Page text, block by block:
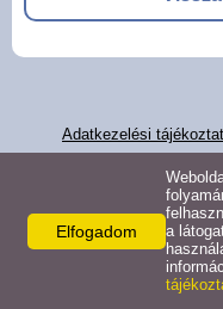
EFOP-1.5.2-16-
Adatkezelési
Elfogadom
a